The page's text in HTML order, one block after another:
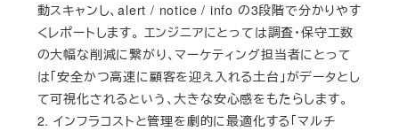
動スキャンし、alert / notice / info の3段階で分かりやす
くレポートします。 エンジニアにとっては調査・保守工数
の大幅な削減に繋がり、マーケティング担当者にとって
は「安全かつ高速に顧客を迎え入れる土台」がデータとし
て可視化されるという、大きな安心感をもたらします。
2. インフラコストと管理を劇的に最適化する「マルチ